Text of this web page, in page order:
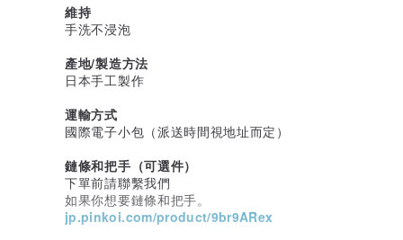
維持
手洗不浸泡
產地/製造方法
日本手工製作
運輸方式
國際電子小包（派送時間視地址而定）
鏈條和把手（可選件）
下單前請聯繫我們
如果你想要鏈條和把手。
jp.pinkoi.com/product/9br9ARex